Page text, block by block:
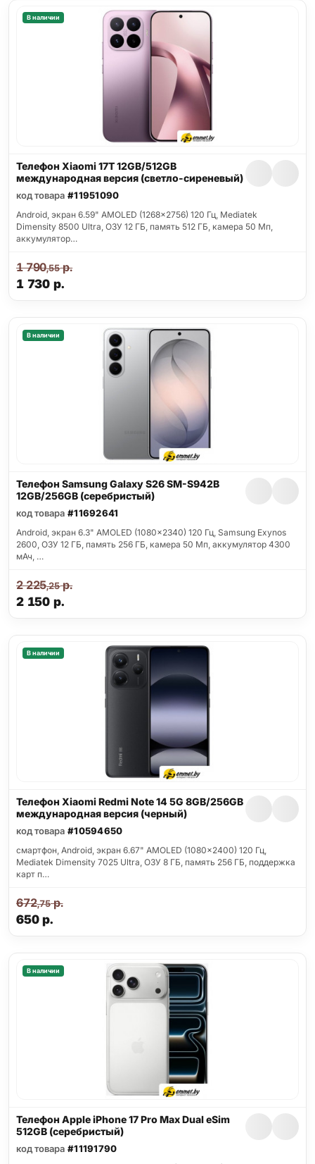
В наличии
Телефон Xiaomi 17T 12GB/512GB
международная версия (светло-сиреневый)
код товара #11951090
Android, экран 6.59" AMOLED (1268x2756) 120 Гц, Mediatek
Dimensity 8500 Ultra, ОЗУ 12 ГБ, память 512 ГБ, камера 50 Мп,
аккумулятор…
1 730 р.
1 790,55р.
В наличии
Телефон Samsung Galaxy S26 SM-S942B
12GB/256GB (серебристый)
код товара #11692641
Android, экран 6.3" AMOLED (1080x2340) 120 Гц, Samsung Exynos
2600, ОЗУ 12 ГБ, память 256 ГБ, камера 50 Мп, аккумулятор 4300
мАч, …
2 150 р.
2 225,25р.
В наличии
Телефон Xiaomi Redmi Note 14 5G 8GB/256GB
международная версия (черный)
код товара #10594650
смартфон, Android, экран 6.67" AMOLED (1080x2400) 120 Гц,
Mediatek Dimensity 7025 Ultra, ОЗУ 8 ГБ, память 256 ГБ, поддержка
карт п…
650р.
672,75р.
В наличии
Телефон Apple iPhone 17 Pro Max Dual eSim
512GB (серебристый)
код товара #11191790